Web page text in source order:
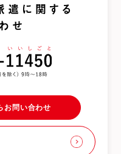
に関する
せ
お問い合わせ